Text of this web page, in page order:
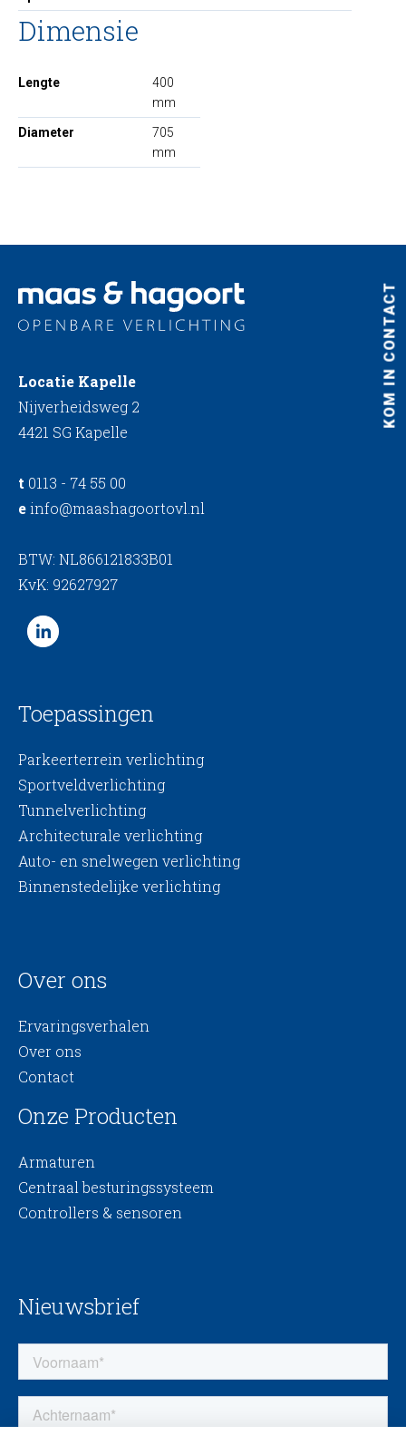
KOM IN CONTACT
Dimensie
Lengte
400
mm
Diameter
705
mm
Locatie Kapelle
Nijverheidsweg 2
4421 SG Kapelle
t 0113 - 74 55 00
einfo@maashagoortovl.nl
BTW: NL866121833B01
KvK: 92627927
Toepassingen
Parkeerterrein verlichting
Sportveldverlichting
Tunnelverlichting
Architecturale verlichting
Auto- en snelwegen verlichting
Binnenstedelijke verlichting
Over ons
Ervaringsverhalen
Over ons
Contact
Onze Producten
Armaturen
Centraal besturingssysteem
Controllers & sensoren
Nieuwsbrief